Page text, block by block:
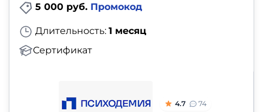
5 000 руб. Промокод
Длительность: 1 месяц
Сертификат
4.7 74